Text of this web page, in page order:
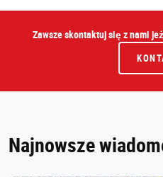
Zawsze skontaktuj się z nami
Najnowsze